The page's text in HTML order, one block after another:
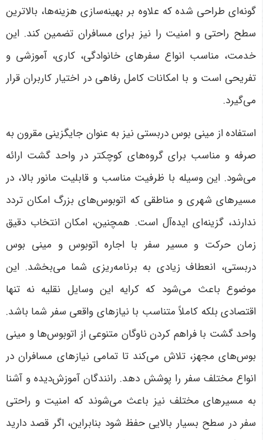
گونه‌ای طراحی شده که علاوه بر بهینه‌سازی هزینه‌ها، بالاترین
سطح راحتی و امنیت را نیز برای مسافران تضمین کند. این
خدمت، مناسب انواع سفرهای خانوادگی، کاری، آموزشی و
تفریحی است و با امکانات کامل رفاهی در اختیار کاربران قرار
می‌گیرد.
استفاده از مینی بوس دربستی نیز به عنوان جایگزینی مقرون به
صرفه و مناسب برای گروه‌های کوچکتر در واحد گشت ارائه
می‌شود. این وسیله با ظرفیت مناسب و قابلیت مانور بالا، در
مسیرهای شهری و مناطقی که اتوبوس‌های بزرگ امکان تردد
ندارند، گزینه‌ای ایده‌آل است. همچنین، امکان انتخاب دقیق
زمان حرکت و مسیر سفر با اجاره اتوبوس و مینی بوس
دربستی، انعطاف زیادی به برنامه‌ریزی شما می‌بخشد. این
موضوع باعث می‌شود که کرایه این وسایل نقلیه نه تنها
اقتصادی بلکه کاملاً متناسب با نیازهای واقعی سفر شما باشد.
واحد گشت با فراهم کردن ناوگان متنوعی از اتوبوس‌ها و مینی
بوس‌های مجهز، تلاش می‌کند تا تمامی نیازهای مسافران در
انواع مختلف سفر را پوشش دهد. رانندگان آموزش‌دیده و آشنا
به مسیرهای مختلف نیز باعث می‌شوند که امنیت و راحتی
سفر در سطح بسیار بالایی حفظ شود بنابراین، اگر قصد دارید